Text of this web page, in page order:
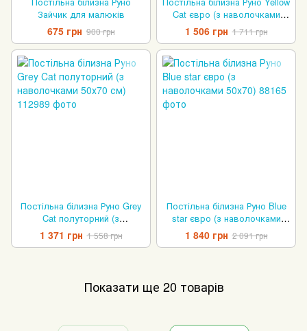
Зайчик для малюків
675 грн 900 грн
Cat євро (з наволочками
50х70)
1 506 грн 1 711 грн
Постільна білизна Руно Grey
Cat полуторний (з
наволочками 50х70 см)
1 371 грн 1 558 грн
Постільна білизна Руно Blue
star євро (з наволочками
50х70)
1 840 грн 2 091 грн
Показати ще 20 товарів